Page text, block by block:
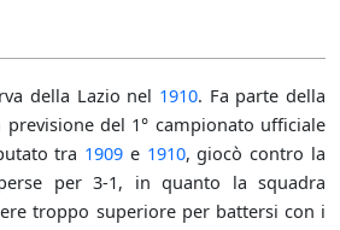
della Lazio nel 1910. Fa parte della
del 1° campionato ufficiale
tra 1909 e 1910, giocò contro la
per 3-1, in quanto la squadra
troppo superiore per battersi con i